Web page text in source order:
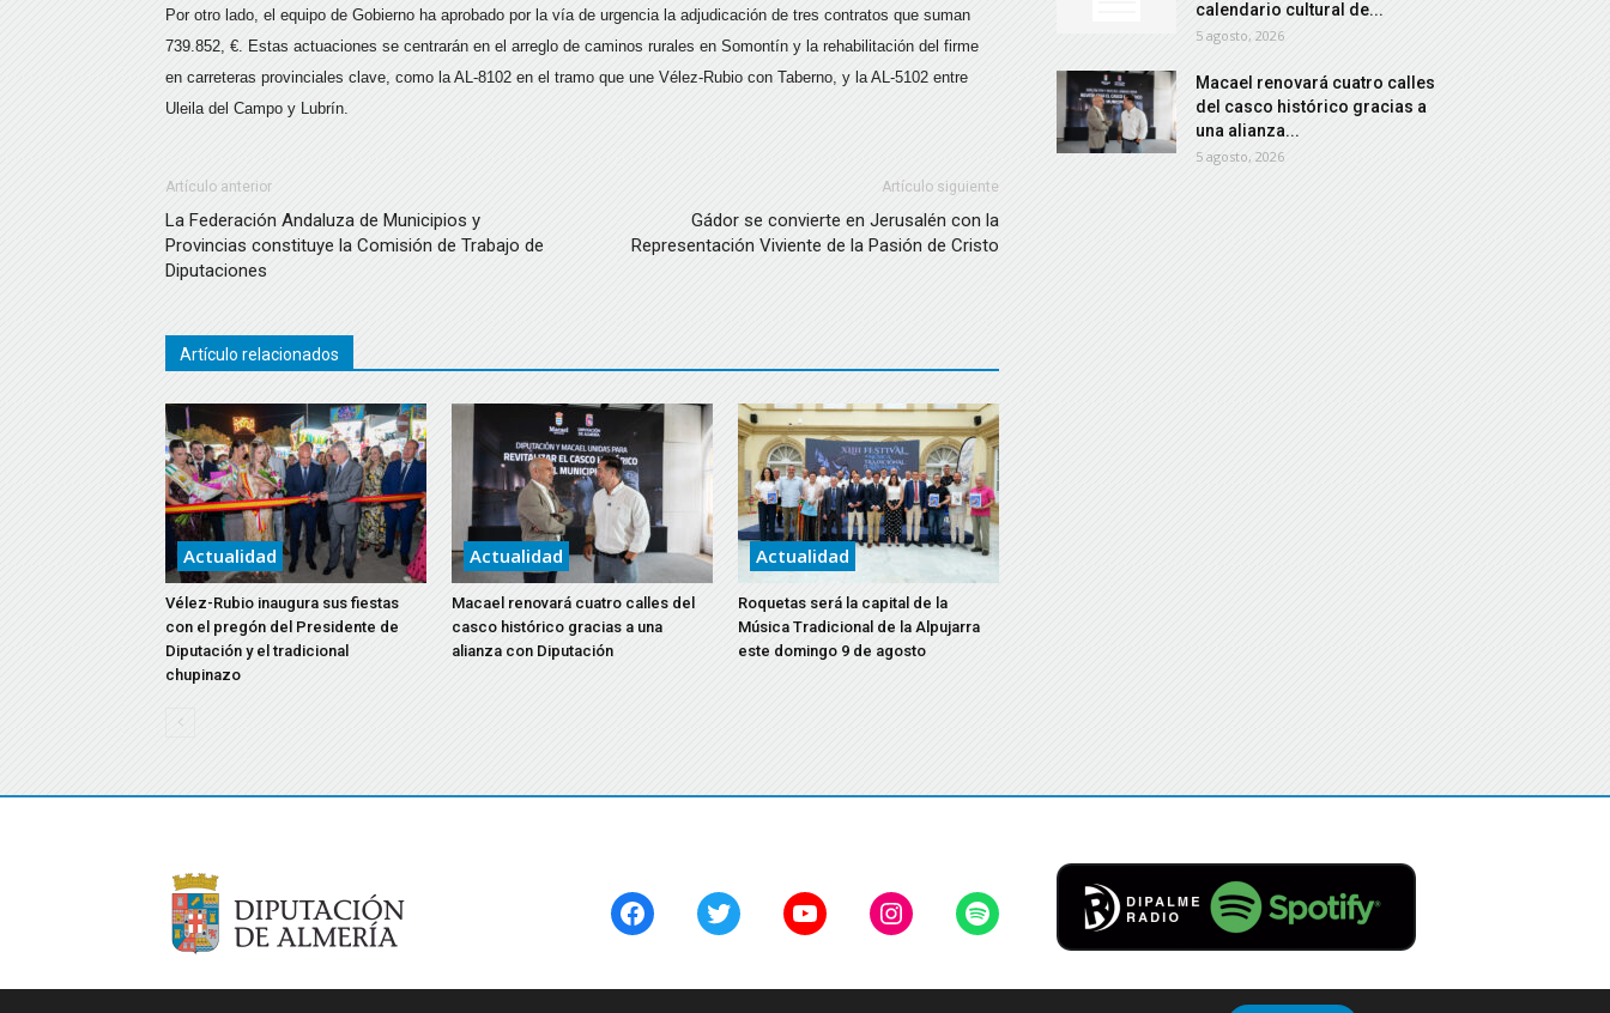
Por otro lado, el equipo de Gobierno ha aprobado por la vía de urgencia la adjudicación de tres contratos que suman
739.852, €. Estas actuaciones se centrarán en el arreglo de caminos rurales en Somontín y la rehabilitación del firme
en carreteras provinciales clave, como la AL-8102 en el tramo que une Vélez-Rubio con Taberno, y la AL-5102 entre
Uleila del Campo y Lubrín.
Artículo anterior
La Federación Andaluza de Municipios y
Provincias constituye la Comisión de Trabajo de
Diputaciones
Artículo siguiente
Gádor se convierte en Jerusalén con la
Representación Viviente de la Pasión de Cristo
Artículo relacionados
Actualidad
Vélez-Rubio inaugura sus fiestas
con el pregón del Presidente de
Diputación y el tradicional
chupinazo
Actualidad
Macael renovará cuatro calles del
casco histórico gracias a una
alianza con Diputación
Actualidad
Roquetas será la capital de la
Música Tradicional de la Alpujarra
este domingo 9 de agosto
calendario cultural de...
5 agosto, 2026
Macael renovará cuatro calles
del casco histórico gracias a
una alianza...
5 agosto, 2026
FacebookTwitterYouTubeInstagramSpotify